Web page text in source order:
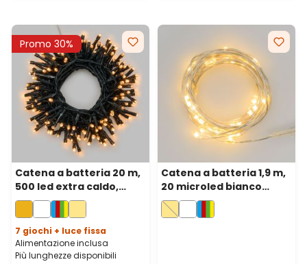
Promo 30%
Catena a batteria 20 m,
500 led extra caldo,
cavo verde, con
telecomando
7 giochi + luce fissa
Alimentazione inclusa
Più lunghezze disponibili
Catena a batteria 1,9 m,
20 microled bianco
caldo, cavo metal
argento, micro